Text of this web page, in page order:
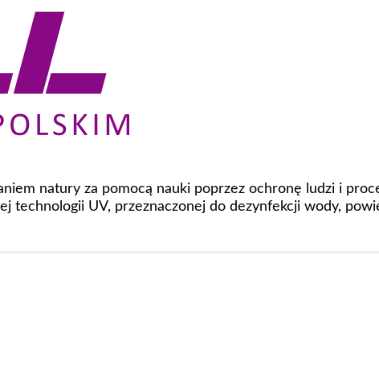
natury za pomocą nauki poprzez ochronę ludzi i
technologii UV, przeznaczonej do dezynfekcji wody,